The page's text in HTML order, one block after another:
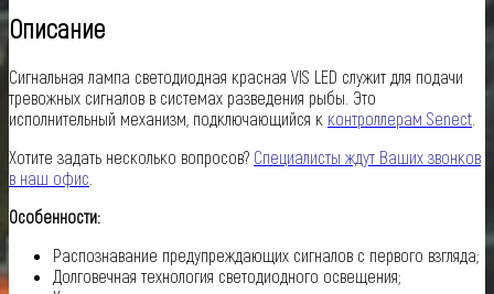
Описание
Сигнальная лампа светодиодная красная VIS LED служит для подачи
тревожных сигналов в системах разведения рыбы. Это
исполнительный механизм, подключающийся к контроллерам Senect
Хотите задать несколько вопросов? Специалисты ждут Ваших звонков
в наш офис
Особенности:
Распознавание предупреждающих сигналов с первого взгляда;
Долговечная технология светодиодного освещения;